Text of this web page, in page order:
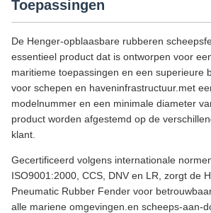
Toepassingen
De Henger-opblaasbare rubberen
essentieel product dat is ontworpen voor
maritieme toepassingen en een superieure
voor schepen en haveninfrastructuur.met
modelnummer en een minimale diameter
product worden afgestemd op de
klant.
Gecertificeerd volgens internationale
ISO9001:2000, CCS, DNV en LR, zorgt de
Pneumatic Rubber Fender voor
alle mariene omgevingen.en scheeps-aan-